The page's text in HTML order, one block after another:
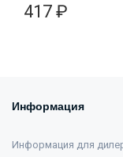
417 ₽
Информация
Информация для